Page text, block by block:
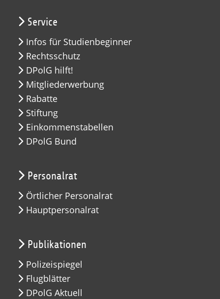
Service
Infos für Studienbeginner
Rechtsschutz
DPolG hilft!
Mitgliederwerbung
Rabatte
Stiftung
Einkommenstabellen
DPolG Bund
Personalrat
Örtlicher Personalrat
Hauptpersonalrat
Publikationen
Polizeispiegel
Flugblätter
DPolG Aktuell